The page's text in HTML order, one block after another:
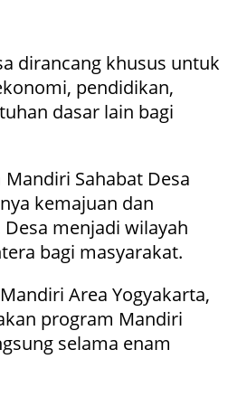
dirancang khusus untuk
pendidikan,
dasar lain bagi
Sahabat Desa
kemajuan dan
menjadi wilayah
bagi masyarakat.
Area Yogyakarta,
program Mandiri
selama enam